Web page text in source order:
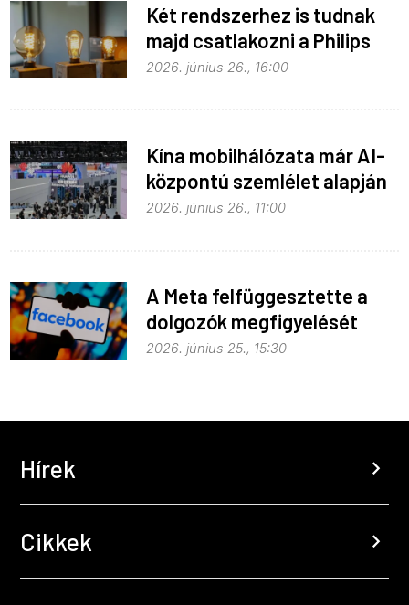
Két rendszerhez is tudnak
majd csatlakozni a Philips
Hue égők
2026. június 26., 16:00
Kína mobilhálózata már AI-
központú szemlélet alapján
fejlődik
2026. június 26., 11:00
A Meta felfüggesztette a
dolgozók megfigyelését
2026. június 25., 15:30
Hírek chevron_right
Cikkek chevron_right